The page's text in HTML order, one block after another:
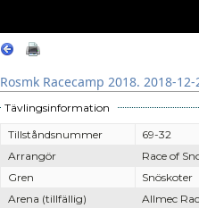
Rosmk Racecamp 2018. 2018-
Tävlingsinformation
Tillståndsnummer
69-32
Arrangör
Race of
Gren
Snöskoter
Arena (tillfällig)
Allmec